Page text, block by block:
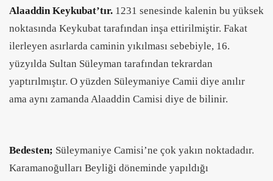
Alaaddin Keykubat’tır. 1231 senesinde kalenin bu yüksek
noktasında Keykubat tarafından inşa ettirilmiştir. Fakat
ilerleyen asırlarda caminin yıkılması sebebiyle, 16.
yüzyılda Sultan Süleyman tarafından tekrardan
yaptırılmıştır. O yüzden Süleymaniye Camii diye anılır
ama aynı zamanda Alaaddin Camisi diye de bilinir.
Bedesten; Süleymaniye Camisi’ne çok yakın noktadadır.
Karamanoğulları Beyliği döneminde yapıldığı